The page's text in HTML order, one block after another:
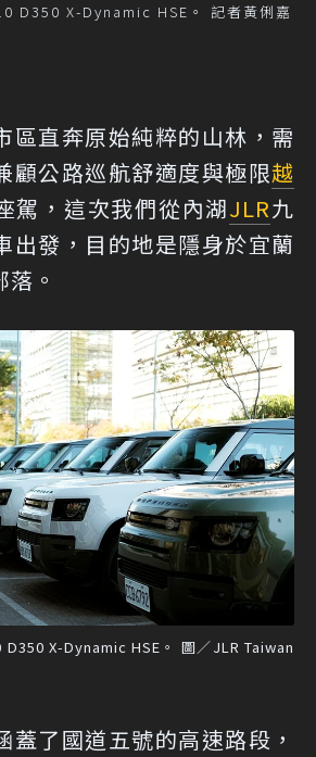
D350 X-Dynamic HSE。 記者黃俐嘉
區直奔原始純粹的山林，需
顧公路巡航舒適度與極限越
駕，這次我們從內湖JLR九
出發，目的地是隱身於宜蘭
。
X-Dynamic HSE。 圖／JLR Taiwan
蓋了國道五號的高速路段，